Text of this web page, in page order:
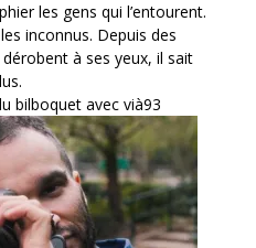
les gens qui l’entourent.
inconnus. Depuis des
à ses yeux, il sait
bilboquet avec vià93